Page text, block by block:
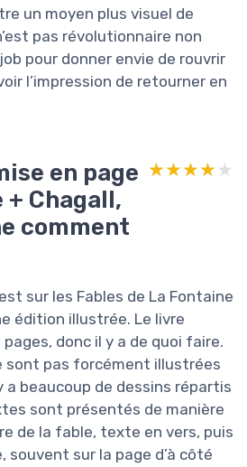
un moyen plus visuel de
pas révolutionnaire non
pour donner envie de rouvrir
l’impression de retourner en
en page
+ Chagall,
comment
★★★★★
★★★★★
sur les Fables de La Fontaine
édition illustrée. Le livre
donc il y a de quoi faire.
sont pas forcément illustrées
a beaucoup de dessins répartis
sont présentés de manière
de la fable, texte en vers, puis
sur la page d’à côté